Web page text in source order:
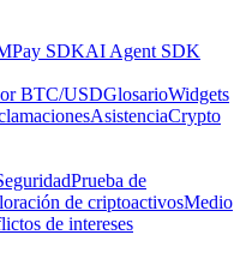
Pay SDKAI Agent SDK
BTC/USDGlosarioWidgets
AsistenciaCrypto
Prueba de
de criptoactivosMedio
de intereses